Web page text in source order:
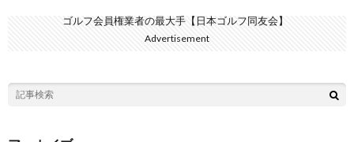
ゴルフ会員権業者の最大手【日本ゴルフ同友会】
Advertisement